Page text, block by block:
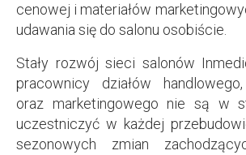
cenowej i materiałów
udawania się do salonu osobiście.
Stały rozwój sieci salonów
pracownicy działów
oraz marketingowego nie są w
uczestniczyć w każdej
sezonowych zmian